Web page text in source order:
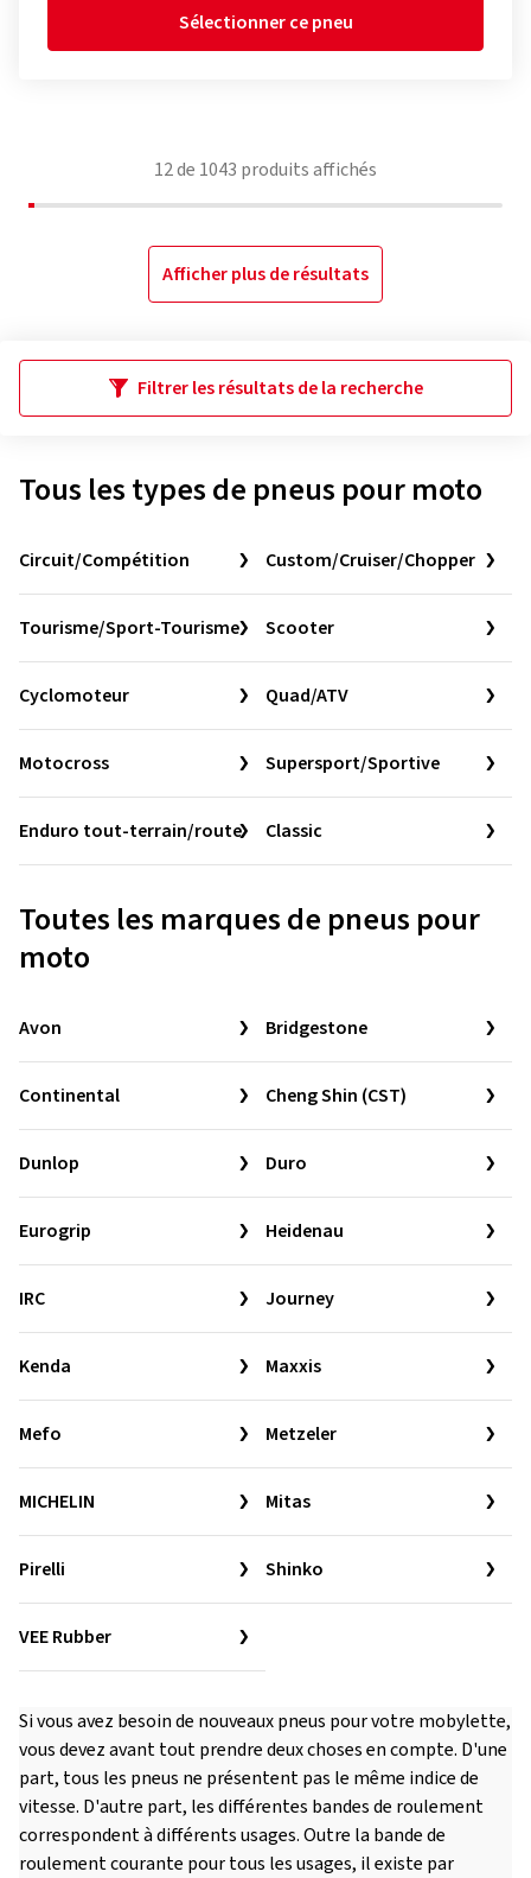
Sélectionner ce pneu
12de 1043 produits affichés
Afficher plus de résultats
Filtrer les résultats de la recherche
Tous les types de pneus pour moto
Circuit/Compétition Custom/Cruiser/Chopper
Tourisme/Sport-Tourisme Scooter
Cyclomoteur Quad/ATV
Motocross Supersport/Sportive
Enduro tout-terrain/route Classic
Toutes les marques de pneus pour
moto
Avon Bridgestone
Continental Cheng Shin (CST)
Dunlop Duro
Eurogrip Heidenau
IRC Journey
Kenda Maxxis
Mefo Metzeler
MICHELIN Mitas
Pirelli Shinko
VEE Rubber
Si vous avez besoin de nouveaux pneus pour votre mobylette,
vous devez avant tout prendre deux choses en compte. D'une
part, tous les pneus ne présentent pas le même indice de
vitesse. D'autre part, les différentes bandes de roulement
correspondent à différents usages. Outre la bande de
roulement courante pour tous les usages, il existe par